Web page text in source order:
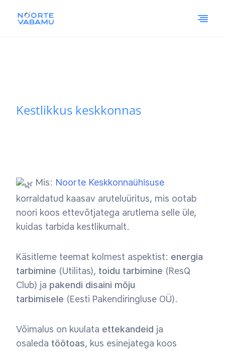
Kestlikkus keskkonnas
Mis: Noorte Keskkonnaühisuse
korraldatud kaasav aruteluüritus, mis ootab
noori koos ettevõtjatega arutlema selle üle,
kuidas tarbida kestlikumalt.
Käsitleme teemat kolmest aspektist: energia
tarbimine (Utilitas), toidu tarbimine (ResQ
Club) ja pakendi disaini mõju
tarbimisele (Eesti Pakendiringluse OÜ).
Võimalus on kuulata ettekandeid ja
osaleda töötoas, kus esinejatega koos